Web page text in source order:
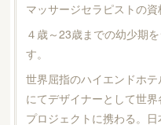
マッサージセラピストの資
４歳～23歳までの幼少期
す。
世界屈指のハイエンドホ
にてデザイナーとして世
プロジェクトに携わる。